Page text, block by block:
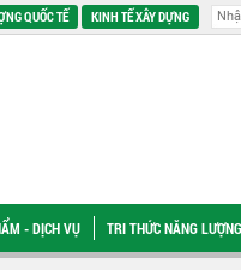
QUỐC TẾ KINH TẾ XÂY DỰNG
- DỊCH VỤ TRI THỨC NĂNG LƯỢNG